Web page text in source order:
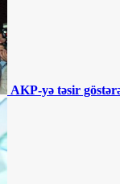
AKP-yə təsir